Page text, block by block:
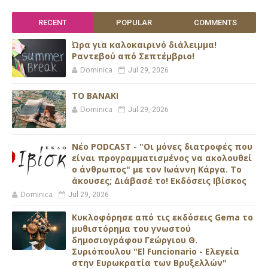
RECENT POPULAR COMMENTS
Ώρα για καλοκαιρινό διάλειμμα!
Ραντεβού από Σεπτέμβριο!
Dominica Jul 29, 2026
ΤΟ ΒΑΝΑΚΙ
Dominica Jul 29, 2026
Νέο PODCAST - "Οι μόνες διατροφές που
είναι προγραμματισμένος να ακολουθεί
ο άνθρωπος" με τον Ιωάννη Κάργα. Το
άκουσες; Διάβασέ το! Εκδόσεις Ιβίσκος
Dominica Jul 29, 2026
Κυκλοφόρησε από τις εκδόσεις Gema το
μυθιστόρημα του γνωστού
δημοσιογράφου Γεώργιου Θ.
Συριόπουλου "El Funcionario - Ελεγεία
στην Ευρωκρατία των Βρυξελλών"